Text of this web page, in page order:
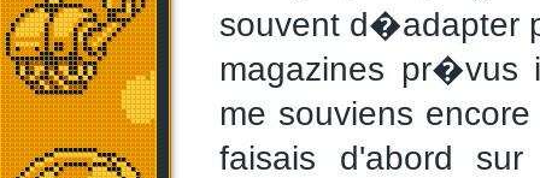
souvent d�adapter
magazines pr�vus
me souviens
faisais d'abord